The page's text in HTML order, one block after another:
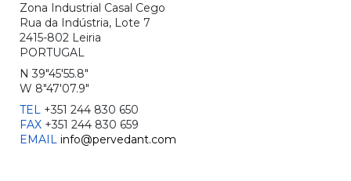
Zona Industrial Casal Cego
Rua da Indústria, Lote 7
2415-802 Leiria
PORTUGAL
N 39"45'55.8"
W 8"47'07.9"
TEL +351 244 830 650
FAX +351 244 830 659
EMAIL info@pervedant.com